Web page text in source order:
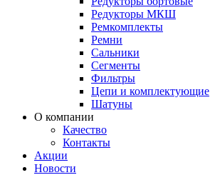
Редукторы МКШ
Ремкомплекты
Ремни
Сальники
Сегменты
Фильтры
Цепи и комплектующие
Шатуны
О компании
Качество
Контакты
Акции
Новости